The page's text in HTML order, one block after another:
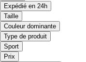
Expédié en 24h
Taille
Couleur dominante
Type de produit
Sport
Prix